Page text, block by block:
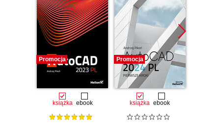
Promocja
książka ebook
Promocja
książka ebook